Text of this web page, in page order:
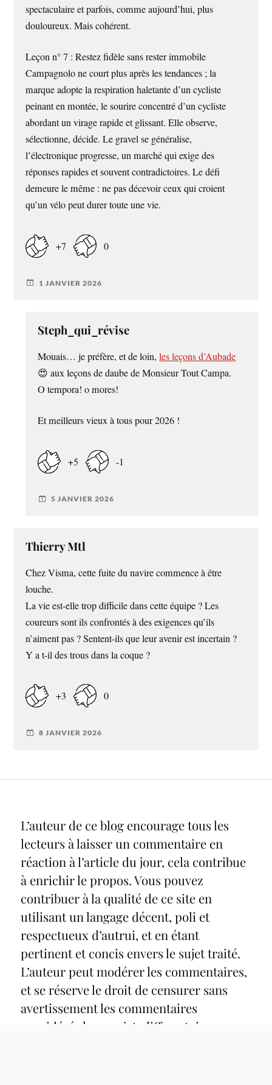
spectaculaire et parfois, comme aujourd’hui, plus
douloureux. Mais cohérent.
Leçon n° 7 : Restez fidèle sans rester immobile
Campagnolo ne court plus après les tendances ; la
marque adopte la respiration haletante d’un cycliste
peinant en montée, le sourire concentré d’un cycliste
abordant un virage rapide et glissant. Elle observe,
sélectionne, décide. Le gravel se généralise,
l’électronique progresse, un marché qui exige des
réponses rapides et souvent contradictoires. Le défi
demeure le même : ne pas décevoir ceux qui croient
qu’un vélo peut durer toute une vie.
+7 0
1 JANVIER 2026
Steph_qui_révise
Mouais… je préfère, et de loin,les leçons d’Aubade
😍 aux leçons de daube de Monsieur Tout Campa.
O tempora! o mores!
Et meilleurs vieux à tous pour 2026 !
+5 -1
5 JANVIER 2026
Thierry Mtl
Chez Visma, cette fuite du navire commence à être
louche.
La vie est-elle trop difficile dans cette équipe ? Les
coureurs sont ils confrontés à des exigences qu’ils
n’aiment pas ? Sentent-ils que leur avenir est incertain ?
Y a t-il des trous dans la coque ?
+3 0
8 JANVIER 2026
L’auteur de ce blog encourage tous les
lecteurs à laisser un commentaire en
réaction à l’article du jour, cela contribue
à enrichir le propos. Vous pouvez
contribuer à la qualité de ce site en
utilisant un langage décent, poli et
respectueux d’autrui, et en étant
pertinent et concis envers le sujet traité.
L’auteur peut modérer les commentaires,
et se réserve le droit de censurer sans
avertissement les commentaires
considérés hors sujet, diffamatoires,